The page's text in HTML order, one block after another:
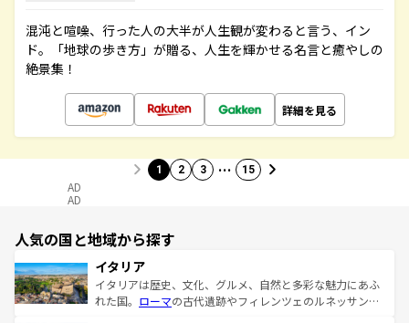
混沌と喧噪、行った人の大半が人生観が変わると言う、イン
ド。「地球の歩き方」が贈る、人生を輝かせる名言と癒やしの
絶景集！
詳細を見る
1 2 3 … 15
AD
AD
人気の国と地域から探す
イタリア
イタリアは歴史、文化、グルメ、自然と多彩な魅力にあふ
れた国。 ローマの古代遺跡やフィレンツェのルネッサンス